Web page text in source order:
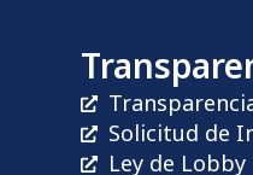
Solicitud de
Ley de Lobby